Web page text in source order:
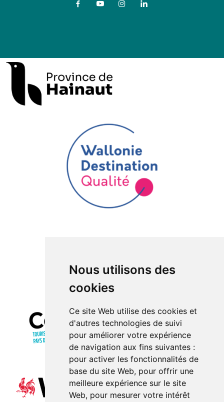
Nous utilisons des
cookies
Ce site Web utilise des cookies et
d'autres technologies de suivi
pour améliorer votre expérience
de navigation aux fins suivantes :
pour activer les fonctionnalités de
base du site Web, pour offrir une
meilleure expérience sur le site
Web, pour mesurer votre intérêt